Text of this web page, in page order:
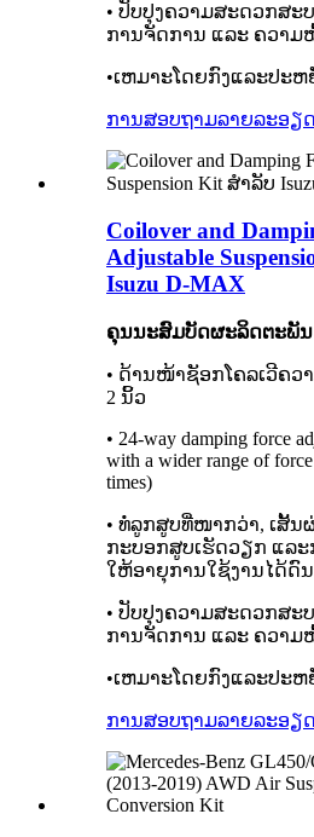
• ປັບປຸງຄວາມສະດວກສະ
ການຈັດການ ແລະ ຄວາມ
•ເຫມາະໂດຍກົງແລະປະ
ການສອບຖາມລາຍລະອຽດ
Coilover and
Adjustable
Isuzu D-MAX
ຄຸນນະສົມບັດຜະລິດຕະພັນ
• ດ້ານໜ້າຊັອກໂຄລເວີຄວ
2 ນິ້ວ
• 24-way damping force
with a wider range of
times)
• ທໍ່ລູກສູບທີ່ໜາກວ່າ, ເສັ້ນ
ກະບອກສູບເຮັດວຽກ ແລ
ໃຫ້ອາຍຸການໃຊ້ງານໄດ້ດົ
• ປັບປຸງຄວາມສະດວກສະ
ການຈັດການ ແລະ ຄວາມ
•ເຫມາະໂດຍກົງແລະປະ
ການສອບຖາມລາຍລະອຽດ